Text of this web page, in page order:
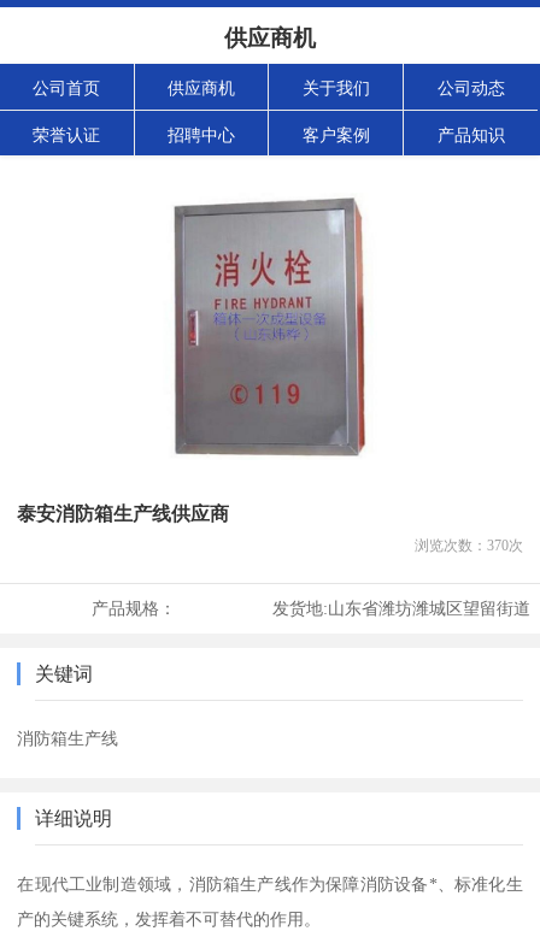
供应商机
公司首页 供应商机 关于我们 公司动态
荣誉认证 招聘中心 客户案例 产品知识
泰安消防箱生产线供应商
浏览次数： 370次
产品规格： 发货地:山东省潍坊潍城区望留街道
关键词
消防箱生产线
详细说明
在现代工业制造领域，消防箱生产线作为保障消防设备*、标准化生
产的关键系统，发挥着不可替代的作用。